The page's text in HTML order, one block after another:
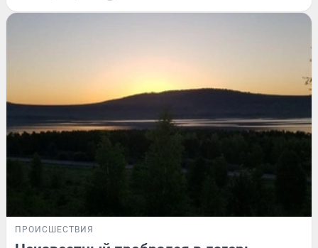
ПРОИСШЕСТВИЯ